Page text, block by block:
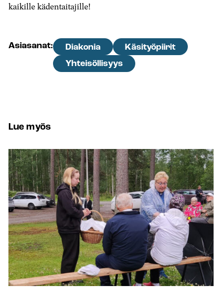
kaikille kädentaitajille!
Asiasanat: Diakonia
Käsityöpiirit
Yhteisöllisyys
Lue myös